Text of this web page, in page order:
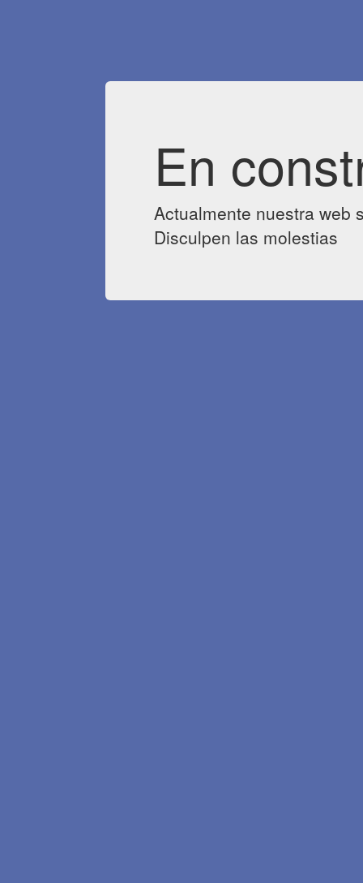
En
Actualmente nuestra web
Disculpen las molestias